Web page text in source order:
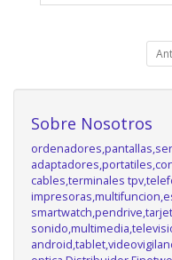
Sobre Nosotros
cables,terminales